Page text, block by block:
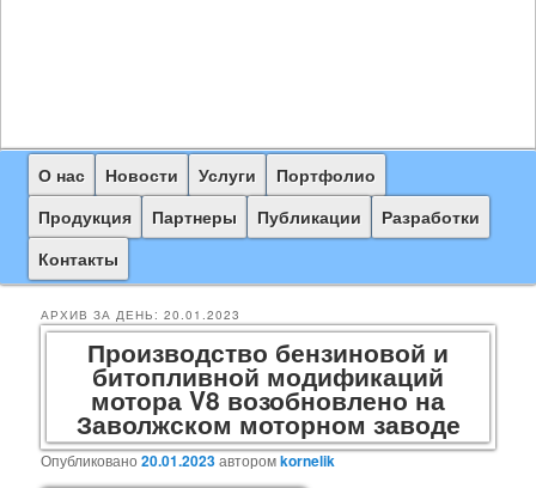
Главное
меню
Перейти
к
основному
содержимому
Перейти
к
дополнительному
содержимому
О нас Новости Услуги
Портфолио
Продукция
Партнеры Публикации
Разработки
Контакты
АРХИВ ЗА ДЕНЬ:20.01.2023
Производство бензиновой и
битопливной модификаций
мотора V8 возобновлено на
Заволжском моторном заводе
Опубликовано20.01.2023авторомkornelik